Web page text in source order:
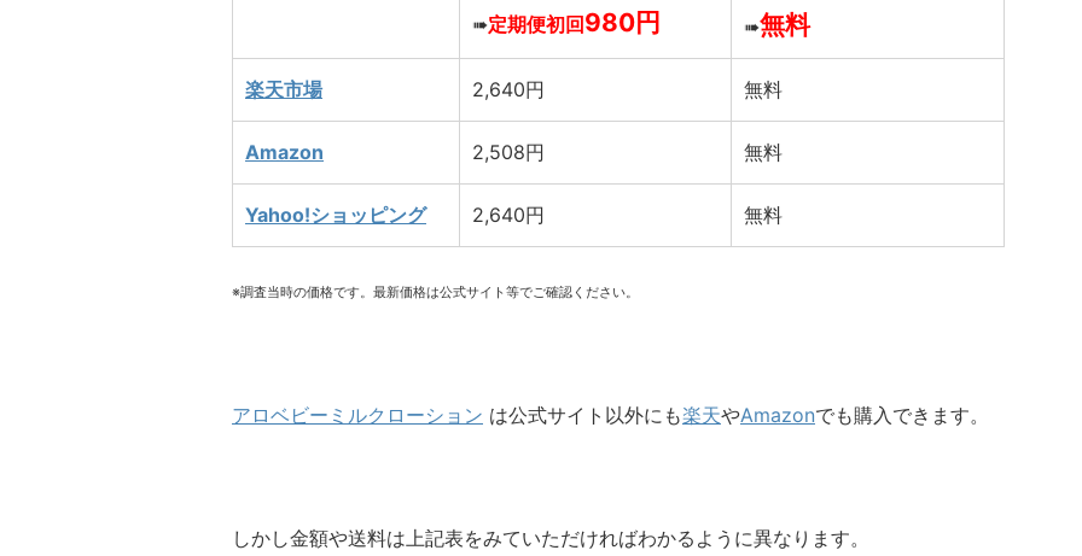
➠定期便初回980円
➠無料
楽天市場 2,640円 無料
Amazon 2,508円 無料
Yahoo!ショッピング 2,640円 無料
※調査当時の価格です。最新価格は公式サイト等でご確認ください。
アロベビーミルクローション は公式サイト以外にも楽天やAmazonでも購入できます。
しかし金額や送料は上記表をみていただければわかるように異なります。